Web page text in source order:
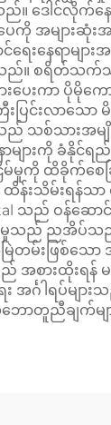
သည်။ ဒေါင်လိုက်
ကို အများဆုံး
းနေရာများအ
ါသည်။ စရိတ်သ
ေးကာ ပိုမိုက
းပြင်းလာသော
သစ်သားအမျိုးအ
ျားကို ခံနိုင်ရ
ကို ထိခိုက်စေခြ
န်းသိမ်းရန်သာ
သည် ဝန်ဆ
မှုသည် ညအိပ်သ
ြဲတမ်းဖြစ်သော
ည် အစားထိုးရ
အင်္ဂါရပ်မျ
ောတူညီချက်မျ